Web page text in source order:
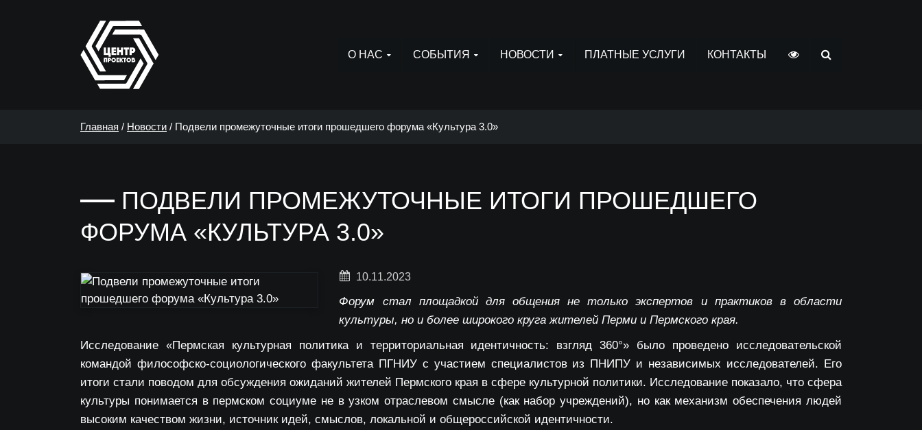
О НАС СОБЫТИЯ НОВОСТИ ПЛАТНЫЕ УСЛУГИ КОНТАКТЫ
Главная / Новости / Подвели промежуточные итоги прошедшего форума «Культура 3.0»
ПОДВЕЛИ ПРОМЕЖУТОЧНЫЕ ИТОГИ ПРОШЕДШЕГО
ФОРУМА «КУЛЬТУРА 3.0»
10.11.2023
Форум стал площадкой для общения не только экспертов и практиков в области
культуры, но и более широкого круга жителей Перми и Пермского края.
Исследование «Пермская культурная политика и территориальная идентичность: взгляд 360°» было проведено исследовательской
командой философско-социологического факультета ПГНИУ с участием специалистов из ПНИПУ и независимых исследователей. Его
итоги стали поводом для обсуждения ожиданий жителей Пермского края в сфере культурной политики. Исследование показало, что сфера
культуры понимается в пермском социуме не в узком отраслевом смысле (как набор учреждений), но как механизм обеспечения людей
высоким качеством жизни, источник идей, смыслов, локальной и общероссийской идентичности.